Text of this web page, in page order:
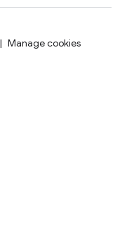
Manage cookies